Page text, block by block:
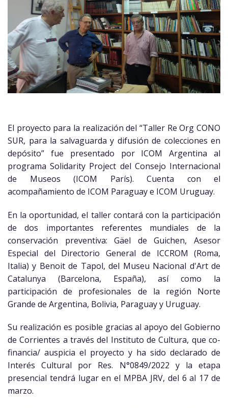
El proyecto para la realización del “Taller Re Org CONO
SUR, para la salvaguarda y difusión de colecciones en
depósito” fue presentado por ICOM Argentina al
programa Solidarity Project del Consejo Internacional
de Museos (ICOM París). Cuenta con el
acompañamiento de ICOM Paraguay e ICOM Uruguay.
En la oportunidad, el taller contará con la participación
de dos importantes referentes mundiales de la
conservación preventiva: Gäel de Guichen, Asesor
Especial del Directorio General de ICCROM (Roma,
Italia) y Benoit de Tapol, del Museu Nacional d'Art de
Catalunya (Barcelona, España), así como la
participación de profesionales de la región Norte
Grande de Argentina, Bolivia, Paraguay y Uruguay.
Su realización es posible gracias al apoyo del Gobierno
de Corrientes a través del Instituto de Cultura, que co-
financia/ auspicia el proyecto y ha sido declarado de
Interés Cultural por Res. N°0849/2022 y la etapa
presencial tendrá lugar en el MPBA JRV, del 6 al 17 de
marzo.